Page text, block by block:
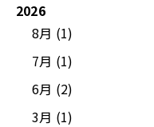
2026
8月 (1)
7月 (1)
6月 (2)
3月 (1)